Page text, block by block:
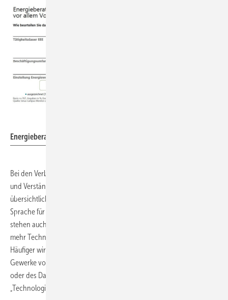
Energieberatende sind überzeugt vom GEG.
Bei den Verbesserungswünschen zum GEG stehen Vereinfachung
und Verständlichkeit der Regelungen im Mittelpunkt. Dazu gehören ein
übersichtlicher Aufbau mit klaren Strukturen sowie eine einfache
Sprache für Praktiker und Immobilienbesitzer. Auf dem Wunschzettel
stehen auch mehr Flexibilität bzw. Ausnahmen zu den Regeln wie
mehr Technologieoffenheit und Kombinierbarkeit von Maßnahmen.
Häufiger wird auch eine gezielte und höhere Förderung einzelner
Gewerke vorgeschlagen, wie für die Sanierungen der Gebäudehülle
oder des Daches. Auch Weismann ist für eine Vielzahl der Optionen:
„Technologieoffenheit ist uns wichtig“.